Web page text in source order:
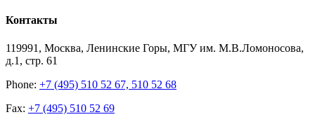
Контакты
119991, Москва, Ленинские Горы, МГУ им. М.В.Ломоносова,
д.1, стр. 61
Phone: +7 (495) 510 52 67, 510 52 68
Fax: +7 (495) 510 52 69